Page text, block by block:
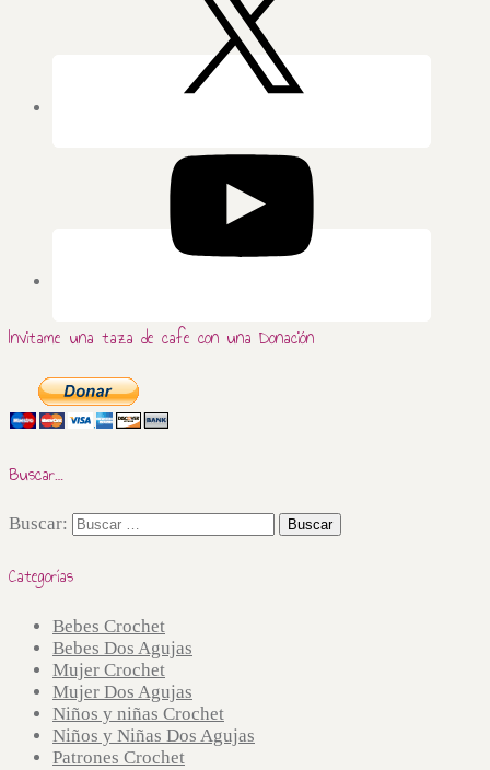
Invitame una taza de cafe con una Donación
Buscar…
Buscar:
Categorías
Bebes Crochet
Bebes Dos Agujas
Mujer Crochet
Mujer Dos Agujas
Niños y niñas Crochet
Niños y Niñas Dos Agujas
Patrones Crochet